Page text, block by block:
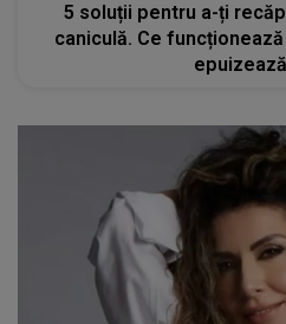
5 soluții pentru a-ți
caniculă. Ce
epuizează